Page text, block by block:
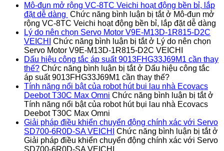
Mô-đun mở rộng VC-8TC Veichi hoạt động bền bỉ, lắp
đặt dễ dàng Chức năng bình luận bị tắtở Mô-đun mở
rộng VC-8TC Veichi hoạt động bền bỉ, lắp đặt dễ dàng
Lý do nên chọn Servo Motor V9E-M13D-1R815-D2C
VEICHI
Chức năng bình luận bị tắtở Lý do nên chọn
Servo Motor V9E-M13D-1R815-D2C VEICHI
Dấu hiệu công tắc áp suất 9013FHG33J69M1 cần thay
thế? Chức năng bình luận bị tắtở Dấu hiệu công tắc
áp suất 9013FHG33J69M1 cần thay thế?
Tính năng nổi bật của robot hút bụi lau nhà Ecovacs
Deebot T30C Max Omni Chức năng bình luận bị tắtở
Tính năng nổi bật của robot hút bụi lau nhà Ecovacs
Deebot T30C Max Omni
Giải pháp điều khiển chuyển động chính xác với Servo
SD700-6R0D-SA VEICHI
Chức năng bình luận bị tắtở
Giải pháp điều khiển chuyển động chính xác với Servo
SD700-6R0D-SA VEICHI